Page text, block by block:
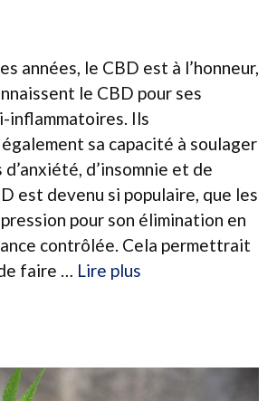
années, le CBD est à l’honneur,
le CBD pour ses
inflammatoires. Ils
sa capacité à soulager
d’insomnie et de
est devenu si populaire, que les
pour son élimination en
contrôlée. Cela permettrait
faire … Lire plus